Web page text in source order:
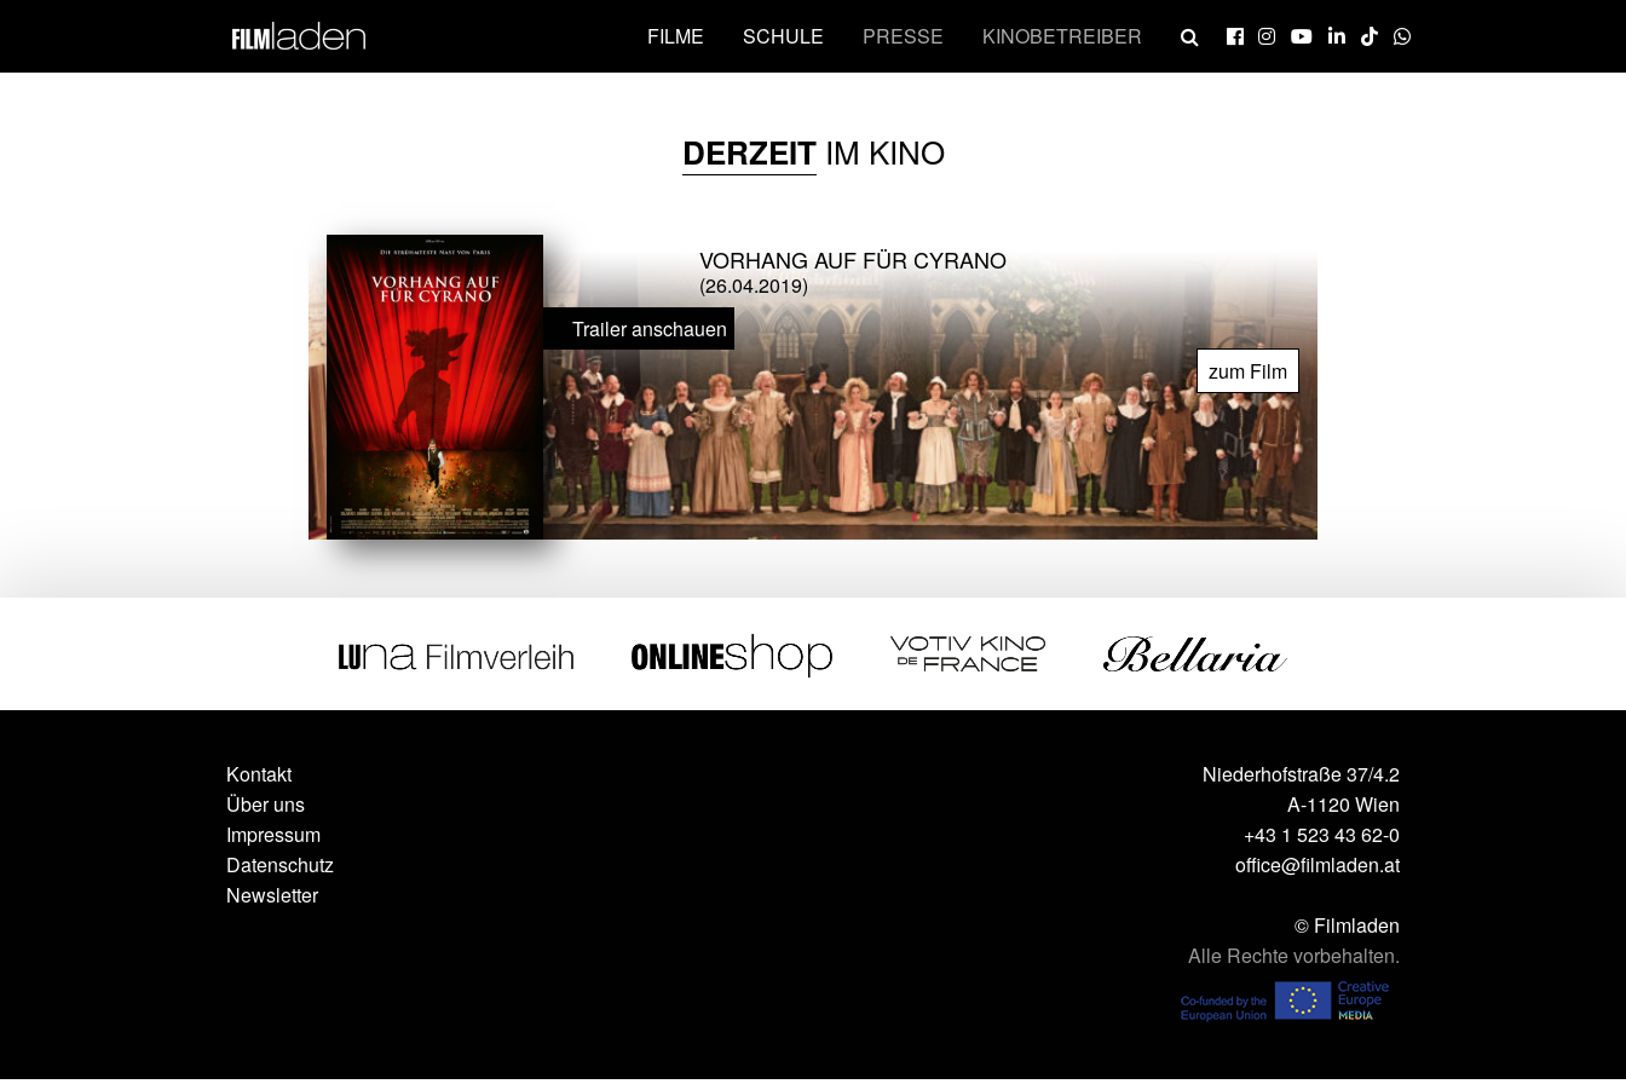
FILME SCHULE PRESSE KINOBETREIBER
DERZEITIM KINO
VORHANG AUF FÜR CYRANO
(26.04.2019)
Trailer anschauen
zum Film
Kontakt
Über uns
Impressum
Datenschutz
Newsletter
Niederhofstraße 37/4.2
A-1120 Wien
+43 1 523 43 62-0
office@filmladen.at
© Filmladen
Alle Rechte vorbehalten.